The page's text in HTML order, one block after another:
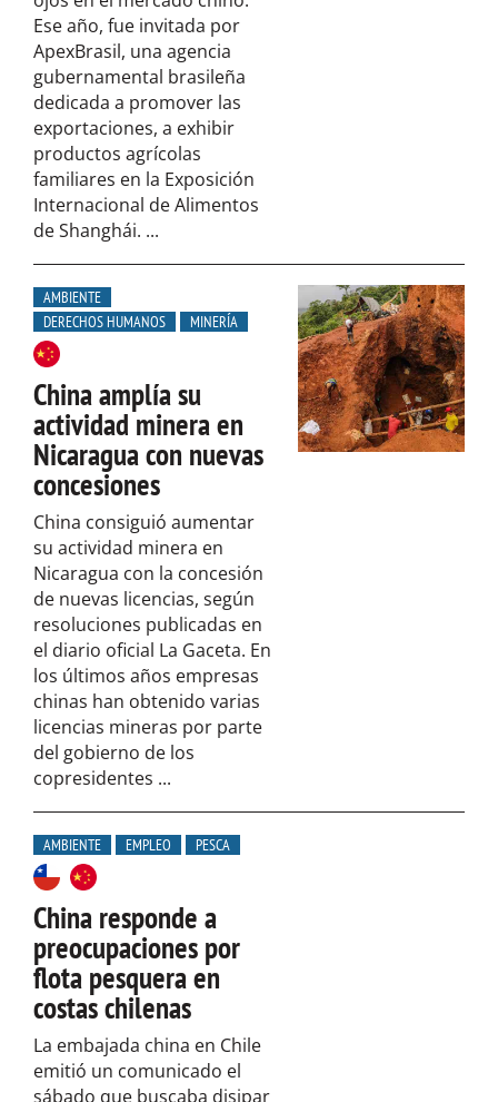
Ese año, fue invitada por
ApexBrasil, una agencia
gubernamental brasileña
dedicada a promover las
exportaciones, a exhibir
productos agrícolas
familiares en la Exposición
Internacional de Alimentos
de Shanghái. ...
AMBIENTE
DERECHOS HUMANOS
MINERÍA
China amplía su
actividad minera en
Nicaragua con nuevas
concesiones
China consiguió aumentar
su actividad minera en
Nicaragua con la concesión
de nuevas licencias, según
resoluciones publicadas en
el diario oficial La Gaceta. En
los últimos años empresas
chinas han obtenido varias
licencias mineras por parte
del gobierno de los
copresidentes ...
AMBIENTE EMPLEO PESCA
China responde a
preocupaciones por
flota pesquera en
costas chilenas
La embajada china en Chile
emitió un comunicado el
sábado que buscaba disipar